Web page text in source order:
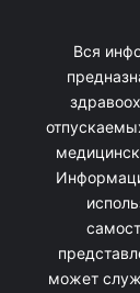
Вся
может